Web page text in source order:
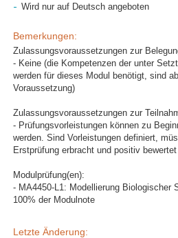
Wird nur auf Deutsch angeboten
Bemerkungen:
Zulassungsvoraussetzungen zur
- Keine (die Kompetenzen der unter
werden für dieses Modul benötigt, sind
Voraussetzung)
Zulassungsvoraussetzungen zur
- Prüfungsvorleistungen können zu
werden. Sind Vorleistungen definiert,
Erstprüfung erbracht und positiv
Modulprüfung(en):
- MA4450-L1: Modellierung Biologischer
100% der Modulnote
Letzte Änderung: